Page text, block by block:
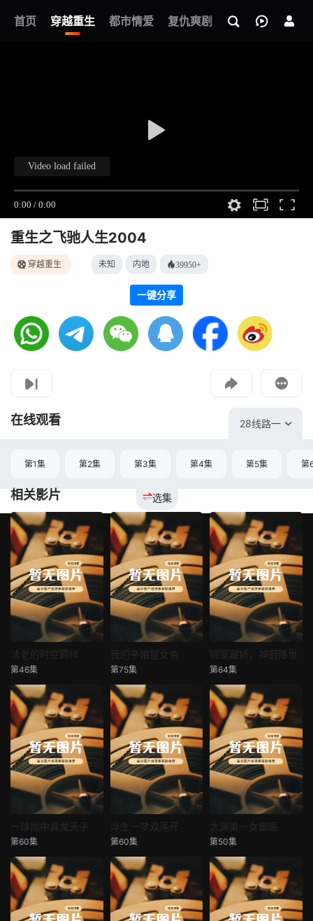
首页 穿越重生 都市情爱 复仇爽剧 玄幻武侠 奇幻
我的观影记录
重生之飞驰人生2004
穿越重生 未知 内地 39950+
一键分享
视频报错
如果是遇到无法播放请提交反馈
教程：把手机影片投到电视上播放
在线观看 28线路一
选集
第1集 第2集 第3集 第4集 第5集 第
相关影片
法老的时空羁绊
第46集
我的亲娘是女帝
第75集
陋室藏娇，神厨降世
陋室藏娇，神厨降世
第64集
一球抛中真龙天子
一球抛中真龙天子
第60集
浮生一梦双莲开
浮生一梦双莲开
第60集
大渊第一女御医
大渊第一女御医
第50集